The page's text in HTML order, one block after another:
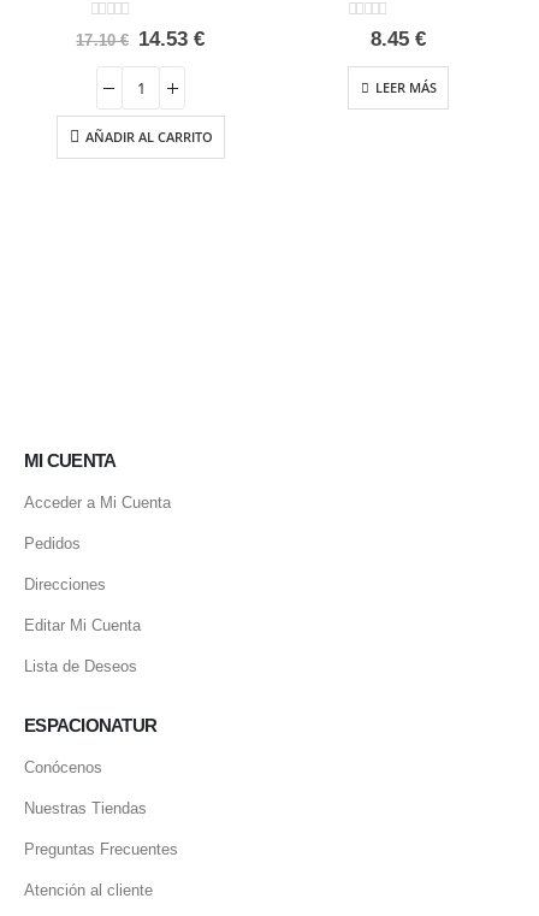
0 out of 5
17.10€ El
era:
17.10 €.
14.53€El
14.53 €.
AÑADIR AL CARRITO
out of 5
8.45€
LEER MÁS
MI CUENTA
Acceder a Mi Cuenta
Pedidos
Direcciones
Editar Mi Cuenta
Lista de Deseos
ESPACIONATUR
Conócenos
Nuestras Tiendas
Preguntas Frecuentes
Atención al cliente